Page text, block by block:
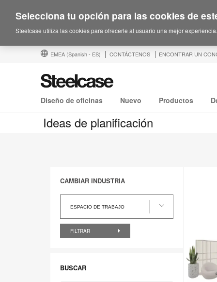
EMEA (Spanish - ES) CONTÁCTENOS ENCONTRAR UN
Diseño de oficinas Nuevo Productos
Ideas de planificación
CAMBIAR INDUSTRIA
ESPACIO DE TRABAJO
industria
FILTRAR
BUSCAR
Selecciona tu opción para las cookies de
Steelcase utiliza las cookies para ofrecerle al usuario una mejor experiencia.